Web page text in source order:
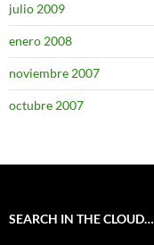
julio 2009
enero 2008
noviembre 2007
octubre 2007
SEARCH IN THE CLOUD…